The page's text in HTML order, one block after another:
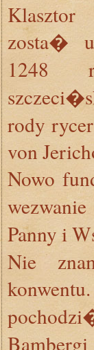
zosta�
1248
rody
von
Nowo
Panny i
Nie